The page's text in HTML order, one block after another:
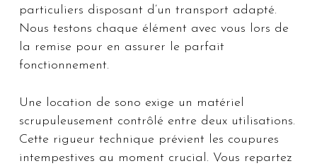
particuliers disposant d’un transport adapté.
Nous testons chaque élément avec vous lors de
la remise pour en assurer le parfait
fonctionnement.
Une location de sono exige un matériel
scrupuleusement contrôlé entre deux utilisations.
Cette rigueur technique prévient les coupures
intempestives au moment crucial. Vous repartez